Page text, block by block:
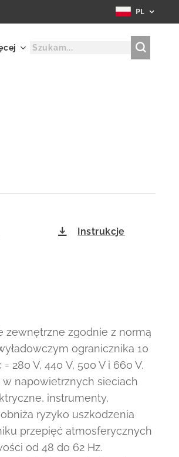
PL
Instrukcje
zewnętrzne zgodnie z normą
ogranicznika 10
280 V, 440 V, 500 V i 660 V.
napowietrznych sieciach
instrumenty,
ryzyko uszkodzenia
przepięć atmosferycznych
od 48 do 62 Hz.